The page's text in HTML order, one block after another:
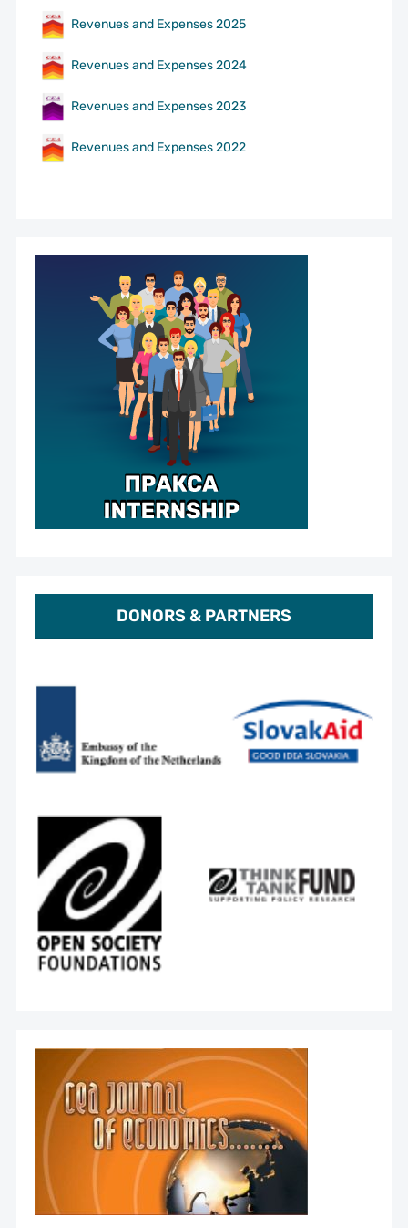
Revenues and Expenses 2025
Revenues and Expenses 2024
Revenues and Expenses 2023
Revenues and Expenses 2022
DONORS & PARTNERS